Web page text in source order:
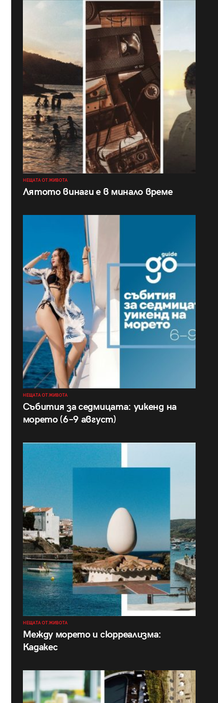
НЕЩАТА ОТ ЖИВОТА
Лятото винаги е в минало време
НЕЩАТА ОТ ЖИВОТА
Събития за седмицата: уикенд на
морето (6–9 август)
НЕЩАТА ОТ ЖИВОТА
Между морето и сюрреализма:
Кадакес